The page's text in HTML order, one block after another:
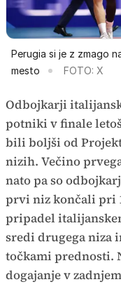
Perugia si je z zmago
mesto
FOTO: X
Odbojkarji
potniki v finale
bili boljši od
nizih. Večino
nato pa so
prvi niz končali pri
pripadel
sredi drugega niza
točkami prednosti.
dogajanje v